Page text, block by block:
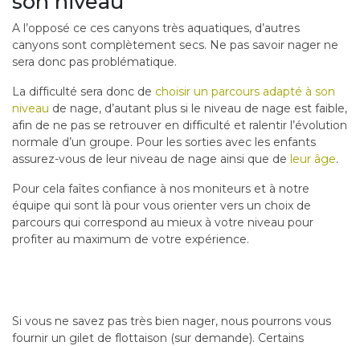
A l’opposé ce ces canyons très aquatiques, d’autres
canyons sont complètement secs. Ne pas savoir nager ne
sera donc pas problématique.
La difficulté sera donc de choisir un parcours adapté à son
niveau de nage, d’autant plus si le niveau de nage est faible,
afin de ne pas se retrouver en difficulté et ralentir l’évolution
normale d’un groupe. Pour les sorties avec les enfants
assurez-vous de leur niveau de nage ainsi que de leur âge.
Pour cela faîtes confiance à nos moniteurs et à notre
équipe qui sont là pour vous orienter vers un choix de
parcours qui correspond au mieux à votre niveau pour
profiter au maximum de votre expérience.
Si vous ne savez pas très bien nager, nous pourrons vous
fournir un gilet de flottaison (sur demande). Certains